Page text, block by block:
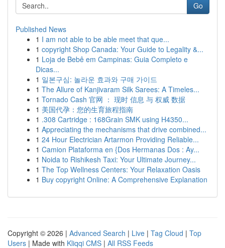
Go
Published News
1 I am not able to be able meet that que...
1 copyright Shop Canada: Your Guide to Legality &...
1 Loja de Bebê em Campinas: Guia Completo e
Dicas...
1 일본구심: 놀라운 효과와 구매 가이드
1 The Allure of Kanjivaram Silk Sarees: A Timeles...
1 Tornado Cash 官网 ： 现时 信息 与 权威 数据
1 美国代孕：您的生育旅程指南
1 .308 Cartridge : 168Grain SMK using H4350...
1 Appreciating the mechanisms that drive combined...
1 24 Hour Electrician Artarmon Providing Reliable...
1 Camion Plataforma en {Dos Hermanas Dos : Ay...
1 Noida to Rishikesh Taxi: Your Ultimate Journey...
1 The Top Wellness Centers: Your Relaxation Oasis
1 Buy copyright Online: A Comprehensive Explanation
Copyright © 2026 | Advanced Search | Live | Tag Cloud | Top
Users | Made with Kliqqi CMS | All RSS Feeds